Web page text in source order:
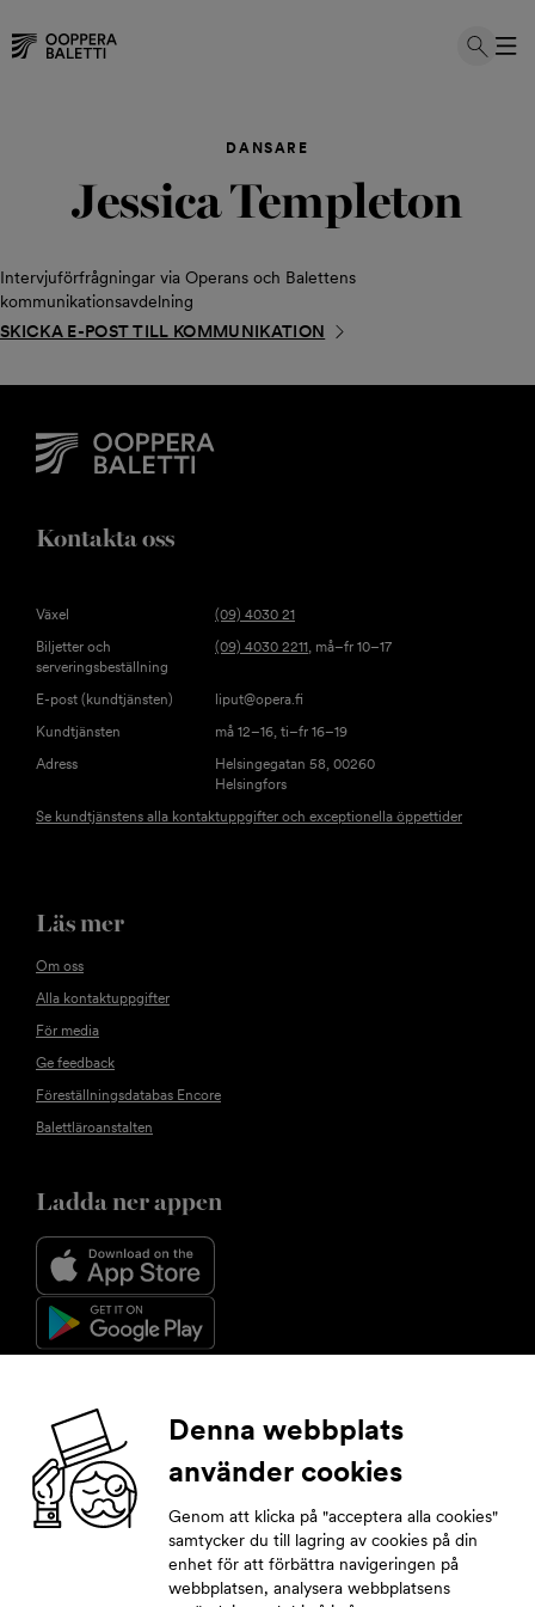
DANSARE
Jessica Templeton
Intervjuförfrågningar via Operans och Balettens
kommunikationsavdelning
SKICKA E-POST TILL KOMMUNIKATION
Kontakta oss
Växel
(09) 4030 21
Biljetter och
serveringsbeställning
(09) 4030 2211, må–fr 10–17
E-post (kundtjänsten)
liput@opera.fi
Kundtjänsten
må 12–16, ti–fr 16–19
Adress
Helsingegatan 58, 00260
Helsingfors
Se kundtjänstens alla kontaktuppgifter och exceptionella öppettider
Läs mer
Om oss
Alla kontaktuppgifter
För media
Ge feedback
Föreställningsdatabas Encore
Balettläroanstalten
Ladda ner appen
Följ oss
Facebook Instagram YouTube LinkedIn
Prenumerera på nyhetsbrev
Denna webbplats
använder cookies
Genom att klicka på "acceptera alla cookies"
samtycker du till lagring av cookies på din
enhet för att förbättra navigeringen på
webbplatsen, analysera webbplatsens